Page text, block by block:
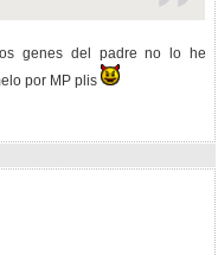
genes del padre no lo he
por MP plis